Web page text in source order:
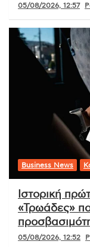
05/08/2026, 12:57
Business News
Ιστορική
«Τρωάδες»
05/08/2026, 12:52